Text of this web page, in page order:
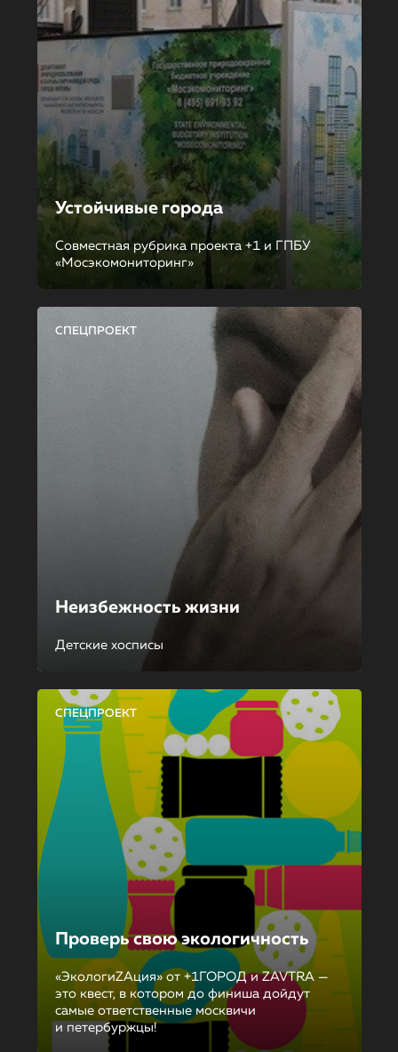
Устойчивые города
Совместная рубрика проекта +1 и ГПБУ
«Мосэкомониторинг»
СПЕЦПРОЕКТ
Неизбежность жизни
Детские хосписы
СПЕЦПРОЕКТ
Проверь свою экологичность
«ЭкологиZAция» от +1ГОРОД и ZAVTRA —
это квест, в котором до финиша дойдут
самые ответственные москвичи
и петербуржцы!